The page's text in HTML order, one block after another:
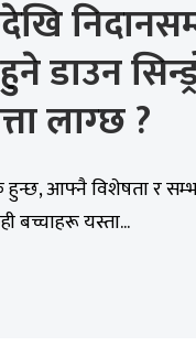
डाउन
लाग्छ ?
आफ्नै विशेषता र
बच्चाहरू यस्ता...